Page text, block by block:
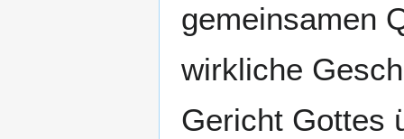
gemeinsamen
wirkliche
Gericht Gottes